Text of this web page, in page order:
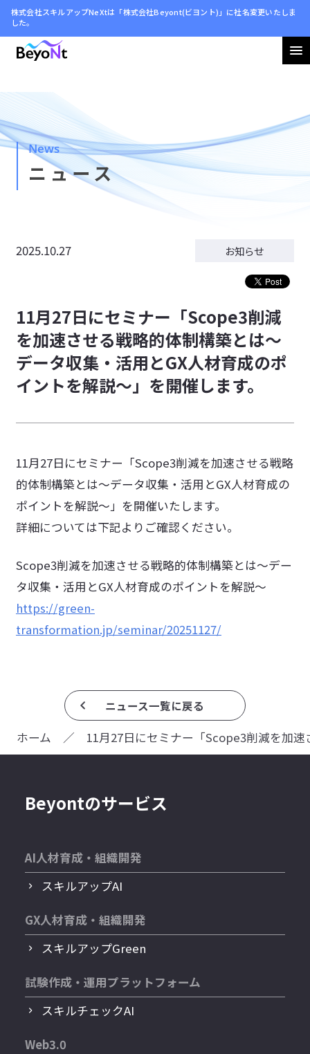
株式会社スキルアップNeXtは「株式会社Beyont(ビヨント)」に社名変更いたしま
した。
ニュース
サステナビリティ
採用情報
プライバシーポリシー
採用活動におけるプライバシーポリシー
特定商取引法に基づく表記
情報セキュリティに関する方針
News
ニュース
2025.10.27 お知らせ
11月27日にセミナー「Scope3削減
を加速させる戦略的体制構築とは～
データ収集・活用とGX人材育成のポ
イントを解説～」を開催します。
11月27日にセミナー「Scope3削減を加速させる戦略
的体制構築とは～データ収集・活用とGX人材育成の
ポイントを解説～」を開催いたします。
詳細については下記よりご確認ください。
Scope3削減を加速させる戦略的体制構築とは～デー
タ収集・活用とGX人材育成のポイントを解説～
https://green-
transformation.jp/seminar/20251127/
ニュース一覧に戻る
ホーム ／ 11月27日にセミナー「Scope3削減を加
Beyontのサービス
AI人材育成・組織開発
スキルアップAI
GX人材育成・組織開発
スキルアップGreen
試験作成・運用プラットフォーム
スキルチェックAI
Web3.0